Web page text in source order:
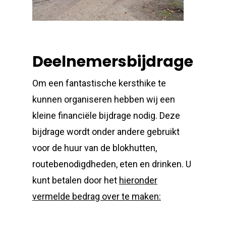
Deelnemersbijdrage
Om een fantastische kersthike te
kunnen organiseren hebben wij een
kleine financiële bijdrage nodig. Deze
bijdrage wordt onder andere gebruikt
voor de huur van de blokhutten,
routebenodigdheden, eten en drinken. U
kunt betalen door het hieronder
vermelde bedrag over te maken: